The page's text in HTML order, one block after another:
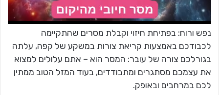
נפש ורוח: בפתיחת חיזוי וקבלת מסרים שהתקיימה
לכבודכם באמצעות קריאת צורות במשקע של קפה, עלתה
בגורלכם צורה של עובר: המסר הוא – אתם עלולים למצוא
את עצמכם מסתגרים ומתבודדים, בעוד המזל הטוב ממתין
לכם במרחבים ובאופק.